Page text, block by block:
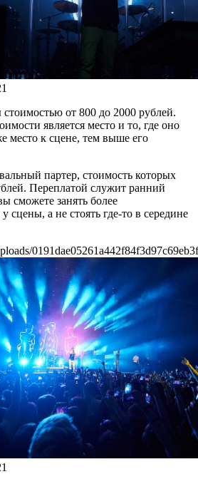
от 800 до 2000 рублей.
является место и то, где оно
место к сцене, тем выше его
партер, стоимость которых
Переплатой служит ранний
сможете занять более
сцены, а не стоять где-то в середине